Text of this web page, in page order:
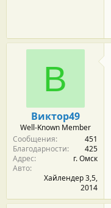
В
Виктор49
Well-Known Member
Сообщения
451
Благодарности
425
Адрес
г. Омск
Авто
Хайлендер 3,5,
2014